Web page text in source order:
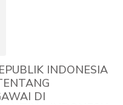
INDONESIA
DI